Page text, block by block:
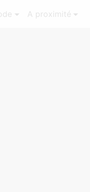
A proximité